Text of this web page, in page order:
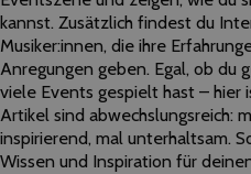
kannst. Zusätzlich findest du
Musiker:innen, die ihre
Anregungen geben. Egal, ob du
viele Events gespielt hast – hier
Artikel sind abwechslungsreich:
inspirierend, mal unterhaltsam.
Wissen und Inspiration für